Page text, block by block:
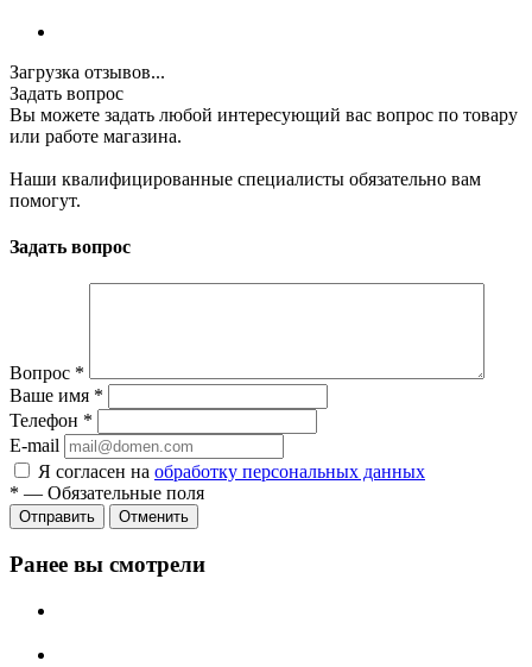
Загрузка отзывов...
Задать вопрос
Вы можете задать любой интересующий вас вопрос по товару
или работе магазина.
Наши квалифицированные специалисты обязательно вам
помогут.
Задать вопрос
Вопрос *
Ваше имя *
Телефон *
E-mail
Я согласен на обработку персональных данных
* — Обязательные поля
Отменить
Ранее вы смотрели